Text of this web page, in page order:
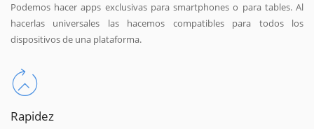
Podemos hacer apps exclusivas para smartphones o para tables. Al
hacerlas universales las hacemos compatibles para todos los
dispositivos de una plataforma.
Rapidez